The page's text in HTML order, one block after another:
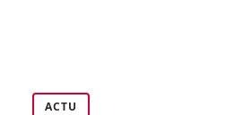
ACTU